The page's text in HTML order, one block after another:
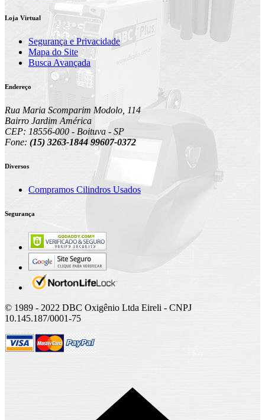
Loja Virtual
Segurança e Privacidade
Mapa do Site
Busca Avançada
Endereço
Rua Maria Scomparim Modolo, 114
Bairro Jardim América
CEP: 18556-000 - Boituva - SP
Fone: (15) 3263-1844 99607-0372
Diversos
Compramos Cilindros Usados
Segurança
© 1989 - 2022 DBC Oxigênio Ltda Eireli - CNPJ
10.145.187/0001-75